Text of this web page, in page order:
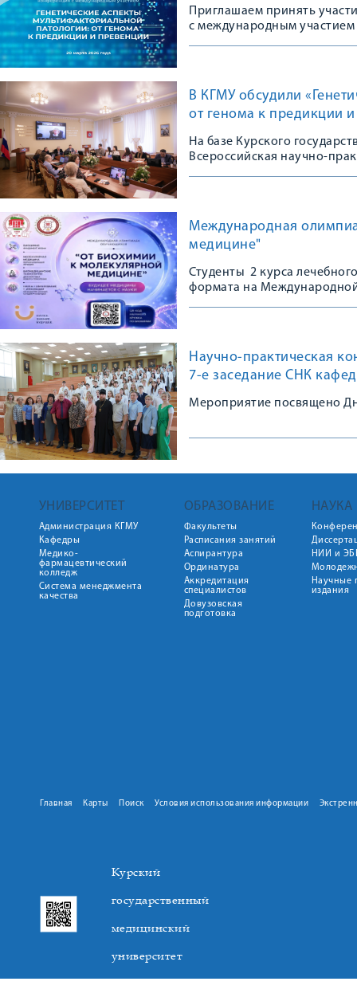
Приглашаем принять
с международным участием
В КГМУ обсудили
от генома к предикции
На базе Курского
Всероссийская научно-
Международная
медицине"
Студенты 2 курса
формата на
Научно-практическая
7-е заседание СНК
Мероприятие посвящено
УНИВЕРСИТЕТ
Администрация КГМУ
Кафедры
Медико-
фармацевтический
колледж
Система менеджмента
качества
ОБРАЗОВАНИЕ
Факультеты
Расписания занятий
Аспирантура
Ординатура
Аккредитация
специалистов
Довузовская
подготовка
НАУКА
НИИ и
Научные
издания
Главная Карты Поиск Условия использования информации
Курский
государственный
медицинский
университет